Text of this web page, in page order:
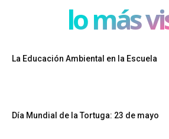
lo más
La Educación Ambiental en la Escuela
Día Mundial de la Tortuga: 23 de mayo